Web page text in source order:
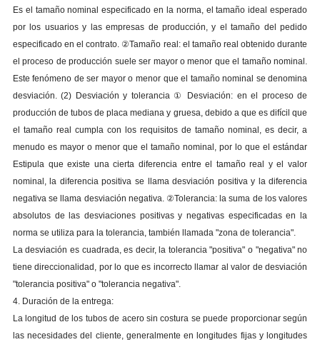
Es el tamaño nominal especificado en la norma, el tamaño ideal esperado
por los usuarios y las empresas de producción, y el tamaño del pedido
especificado en el contrato. ②Tamaño real: el tamaño real obtenido durante
el proceso de producción suele ser mayor o menor que el tamaño nominal.
Este fenómeno de ser mayor o menor que el tamaño nominal se denomina
desviación. (2) Desviación y tolerancia ① Desviación: en el proceso de
producción de tubos de placa mediana y gruesa, debido a que es difícil que
el tamaño real cumpla con los requisitos de tamaño nominal, es decir, a
menudo es mayor o menor que el tamaño nominal, por lo que el estándar
Estipula que existe una cierta diferencia entre el tamaño real y el valor
nominal, la diferencia positiva se llama desviación positiva y la diferencia
negativa se llama desviación negativa. ②Tolerancia: la suma de los valores
absolutos de las desviaciones positivas y negativas especificadas en la
norma se utiliza para la tolerancia, también llamada "zona de tolerancia".
La desviación es cuadrada, es decir, la tolerancia "positiva" o "negativa" no
tiene direccionalidad, por lo que es incorrecto llamar al valor de desviación
"tolerancia positiva" o "tolerancia negativa".
4. Duración de la entrega:
La longitud de los tubos de acero sin costura se puede proporcionar según
las necesidades del cliente, generalmente en longitudes fijas y longitudes